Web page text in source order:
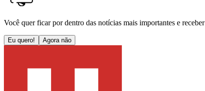
Você quer ficar por dentro das notícias mais importantes e receber
Eu quero! Agora não